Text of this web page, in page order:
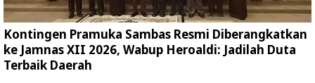
Kontingen Pramuka Sambas Resmi Diberangkatkan
ke Jamnas XII 2026, Wabup Heroaldi: Jadilah Duta
Terbaik Daerah